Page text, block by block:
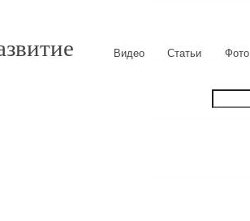
Видео Статьи Фото